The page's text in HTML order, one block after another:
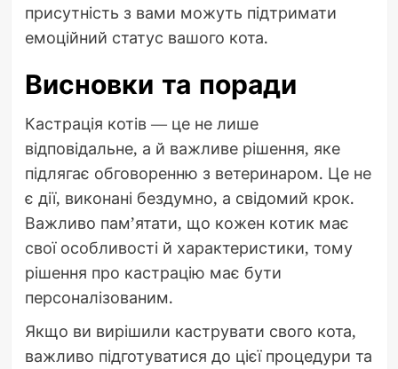
присутність з вами можуть підтримати
емоційний статус вашого кота.
Висновки та поради
Кастрація котів — це не лише
відповідальне, а й важливе рішення, яке
підлягає обговоренню з ветеринаром. Це не
є дії, виконані бездумно, а свідомий крок.
Важливо пам’ятати, що кожен котик має
свої особливості й характеристики, тому
рішення про кастрацію має бути
персоналізованим.
Якщо ви вирішили каструвати свого кота,
важливо підготуватися до цієї процедури та